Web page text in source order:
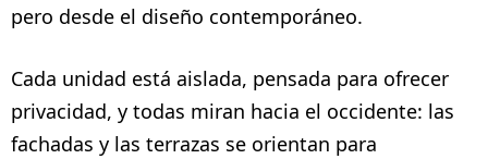
pero desde el diseño contemporáneo.
Cada unidad está aislada, pensada para ofrecer
privacidad, y todas miran hacia el occidente: las
fachadas y las terrazas se orientan para